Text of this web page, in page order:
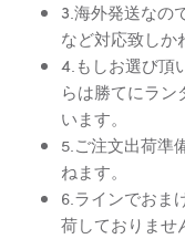
3.海外発送なの
など対応致しか
4.もしお選び頂
らは勝てにラ
います。
5.ご注文出荷準
ねます。
6.ラインでおま
荷しておりませ